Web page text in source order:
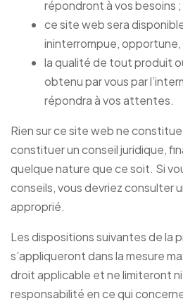
répondront à vos besoins ;
ce site web sera
ininterrompue, opportune,
la qualité de tout produit
obtenu par vous par
répondra à vos attentes.
Rien sur ce site web ne
constituer un conseil juridique,
quelque nature que ce soit. Si
conseils, vous devriez consulter
approprié.
Les dispositions suivantes de la
s’appliqueront dans la mesure
droit applicable et ne limiteront
responsabilité en ce qui